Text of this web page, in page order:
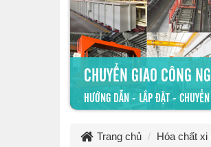
CHUYỂN GIAO CÔNG
HƯỚNG DẪN - LẮP ĐẶT -
Trang chủ Hóa chất xi